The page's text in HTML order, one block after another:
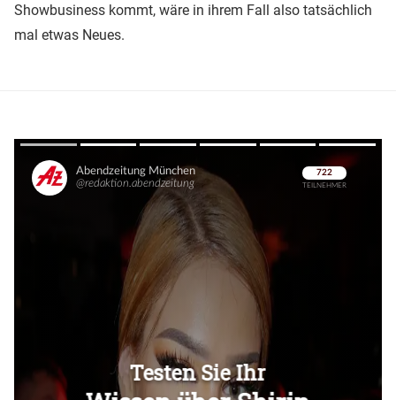
Showbusiness kommt, wäre in ihrem Fall also tatsächlich
mal etwas Neues.
Überspringen